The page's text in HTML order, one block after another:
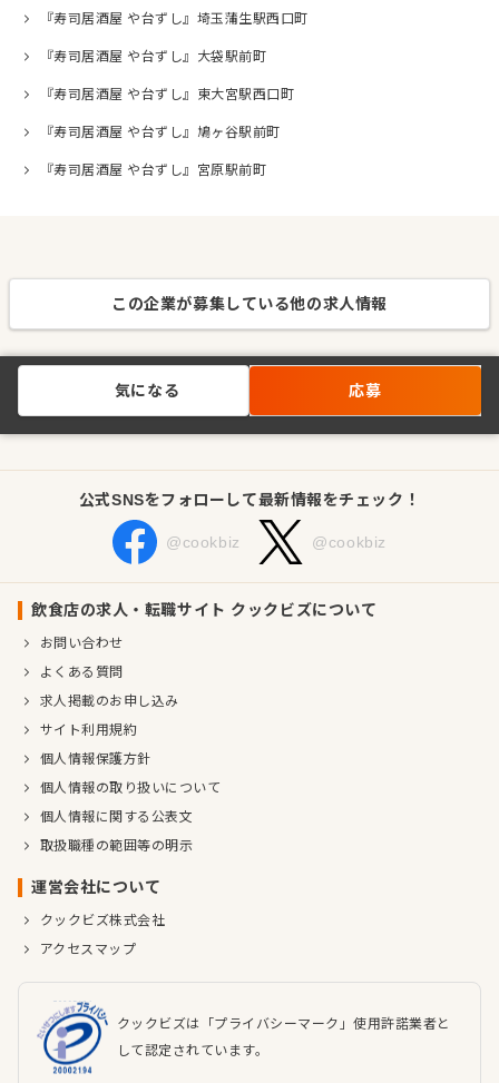
『寿司居酒屋 や台ずし』埼玉蒲生駅西口町
『寿司居酒屋 や台ずし』大袋駅前町
『寿司居酒屋 や台ずし』東大宮駅西口町
『寿司居酒屋 や台ずし』鳩ヶ谷駅前町
『寿司居酒屋 や台ずし』宮原駅前町
この企業が募集している他の求人情報
気になる 応募
公式SNSをフォローして最新情報をチェック！
@cookbiz @cookbiz
飲食店の求人・転職サイト クックビズについて
お問い合わせ
よくある質問
求人掲載のお申し込み
サイト利用規約
個人情報保護方針
個人情報の取り扱いについて
個人情報に関する公表文
取扱職種の範囲等の明示
運営会社について
クックビズ株式会社
アクセスマップ
クックビズは「プライバシーマーク」使用許諾業者と
して認定されています。